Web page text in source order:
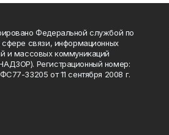
Федеральной службой по
сфере связи, информационных
и массовых коммуникаций
Регистрационный номер:
33205 от 11 сентября 2008 г.